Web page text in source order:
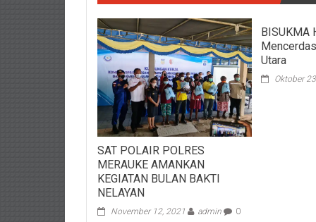
SAT POLAIR POLRES
MERAUKE AMANKAN
KEGIATAN BULAN BAKTI
NELAYAN
November 12, 2021 admin 0
BISUKMA
Utara
Oktober